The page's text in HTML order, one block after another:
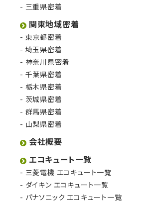
三重県密着
関東地域密着
東京都密着
埼玉県密着
神奈川県密着
千葉県密着
栃木県密着
茨城県密着
群馬県密着
山梨県密着
会社概要
エコキュート一覧
三菱電機 エコキュート一覧
ダイキン エコキュート一覧
パナソニック エコキュート一覧